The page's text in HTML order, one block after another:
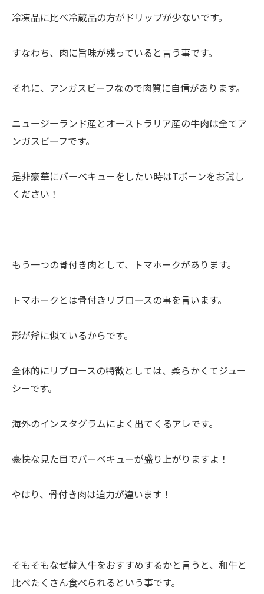
冷凍品に比べ冷蔵品の方がドリップが少ないです。
すなわち、肉に旨味が残っていると言う事です。
それに、アンガスビーフなので肉質に自信があります。
ニュージーランド産とオーストラリア産の牛肉は全てア
ンガスビーフです。
是非豪華にバーベキューをしたい時はTボーンをお試し
ください！
もう一つの骨付き肉として、トマホークがあります。
トマホークとは骨付きリブロースの事を言います。
形が斧に似ているからです。
全体的にリブロースの特徴としては、柔らかくてジュー
シーです。
海外のインスタグラムによく出てくるアレです。
豪快な見た目でバーベキューが盛り上がりますよ！
やはり、骨付き肉は迫力が違います！
そもそもなぜ輸入牛をおすすめするかと言うと、和牛と
比べたくさん食べられるという事です。